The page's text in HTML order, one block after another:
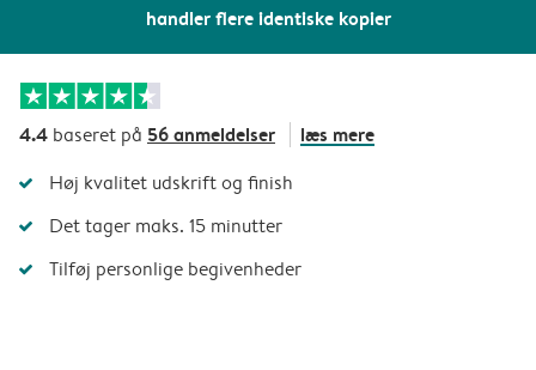
handler flere identiske kopier
4.4 baseret på 56 anmeldelser læs mere
Høj kvalitet udskrift og finish
Det tager maks. 15 minutter
Tilføj personlige begivenheder